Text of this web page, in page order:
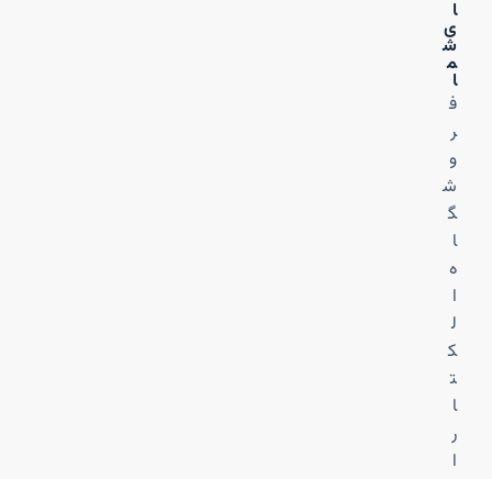
ا
ی
ش
م
ا
ف
ر
و
ش
گ
ا
ه
ا
ل
ک
ت
ا
ر
ا